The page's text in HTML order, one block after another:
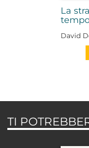
La
David
TI